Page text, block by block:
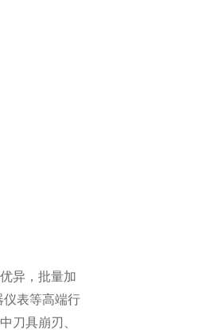
异，批量加
仪表等高端行
刀具崩刃、